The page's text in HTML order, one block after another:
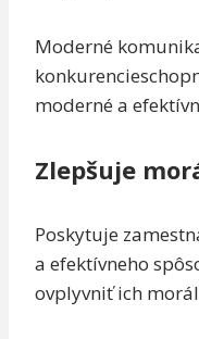
Moderné
moderné a
Zlepšuje
Poskytuje
a efektívneho
ovplyvniť ich